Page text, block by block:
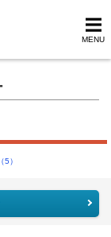
MENU
5）